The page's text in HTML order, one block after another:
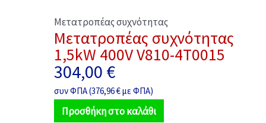
Μετατροπέας συχνότητας
Μετατροπέας συχνότητας
1,5kW 400V V810-4T0015
304,00 €
συν ΦΠΑ (376,96€με ΦΠΑ)
Προσθήκη στο καλάθι